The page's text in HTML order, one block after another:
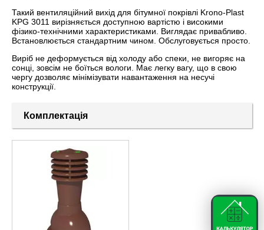
Такий вентиляційний вихід для бітумної покрівлі Krono-Plast
KPG 3011 вирізняється доступною вартістю і високими
фізико-технічними характеристиками. Виглядає привабливо.
Встановлюється стандартним чином. Обслуговується просто.
Виріб не деформується від холоду або спеки, не вигоряє на
сонці, зовсім не боїться вологи. Має легку вагу, що в свою
чергу дозволяє мінімізувати навантаження на несучі
конструкції.
Комплектація